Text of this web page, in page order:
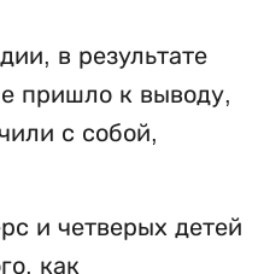
в результате
пришло к выводу,
с собой,
и четверых детей
как